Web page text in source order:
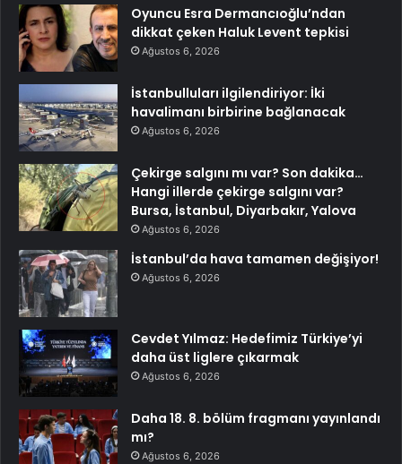
Oyuncu Esra Dermancıoğlu’ndan
dikkat çeken Haluk Levent tepkisi
Ağustos 6, 2026
İstanbulluları ilgilendiriyor: İki
havalimanı birbirine bağlanacak
Ağustos 6, 2026
Çekirge salgını mı var? Son dakika…
Hangi illerde çekirge salgını var?
Bursa, İstanbul, Diyarbakır, Yalova
Ağustos 6, 2026
İstanbul’da hava tamamen değişiyor!
Ağustos 6, 2026
Cevdet Yılmaz: Hedefimiz Türkiye’yi
daha üst liglere çıkarmak
Ağustos 6, 2026
Daha 18. 8. bölüm fragmanı yayınlandı
mı?
Ağustos 6, 2026